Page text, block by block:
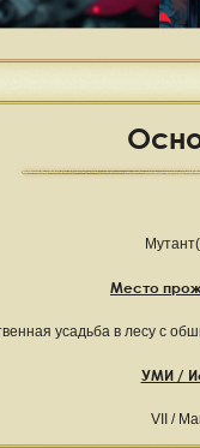
Место
усадьба в лесу с
УМИ /
VII /